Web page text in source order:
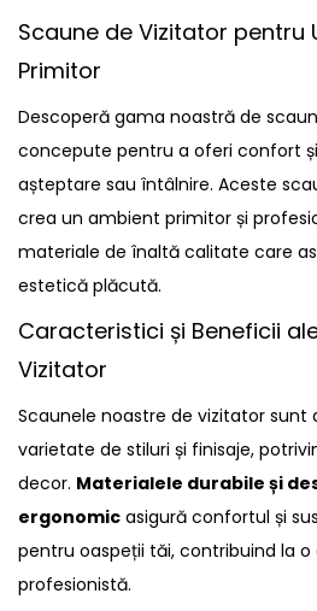
Scaune de Vizitator pentru
Primitor
Descoperă gama noastră de
concepute pentru a oferi confort
așteptare sau întâlnire. Aceste
crea un ambient primitor și
materiale de înaltă calitate care
estetică plăcută.
Caracteristici și Beneficii
Vizitator
Scaunele noastre de vizitator sunt
varietate de stiluri și finisaje,
decor. Materialele durabile și
ergonomic asigură confortul și
pentru oaspeții tăi, contribuind la
profesionistă.